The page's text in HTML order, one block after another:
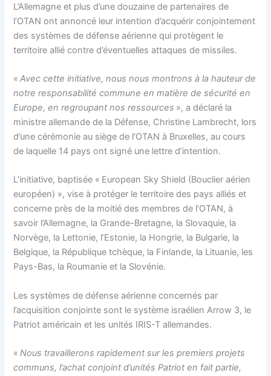
L’Allemagne et plus d’une douzaine de partenaires de
l’OTAN ont annoncé leur intention d’acquérir conjointement
des systèmes de défense aérienne qui protègent le
territoire allié contre d’éventuelles attaques de missiles.
«Avec cette initiative, nous nous montrons à la hauteur de
notre responsabilité commune en matière de sécurité en
Europe, en regroupant nos ressources », a déclaré la
ministre allemande de la Défense, Christine Lambrecht, lors
d’une cérémonie au siège de l’OTAN à Bruxelles, au cours
de laquelle 14 pays ont signé une lettre d’intention.
L’initiative, baptisée « European Sky Shield (Bouclier aérien
européen) », vise à protéger le territoire des pays alliés et
concerne près de la moitié des membres de l’OTAN, à
savoir l’Allemagne, la Grande-Bretagne, la Slovaquie, la
Norvège, la Lettonie, l’Estonie, la Hongrie, la Bulgarie, la
Belgique, la République tchèque, la Finlande, la Lituanie, les
Pays-Bas, la Roumanie et la Slovénie.
Les systèmes de défense aérienne concernés par
l’acquisition conjointe sont le système israélien Arrow 3, le
Patriot américain et les unités IRIS-T allemandes.
« Nous travaillerons rapidement sur les premiers projets
communs, l’achat conjoint d’unités Patriot en fait partie,